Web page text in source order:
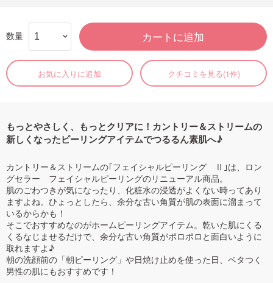
数量 カートに追加
お気に入りに追加 クチコミを見る(1件)
もっとやさしく、もっとクリアに！カントリー＆ストリームの
新しくなったピーリングアイテムでつるるん素肌へ♪
カントリー＆ストリームの｢フェイシャルピーリング Ⅱ｣は、ロン
グセラー フェイシャルピーリングのリニューアル商品。
肌のごわつきが気になったり、化粧水の浸透がよくない時ってあり
ますよね。ひょっとしたら、余分な古い角質が肌の表面に溜まって
いるからかも！
そこでおすすめなのがホームピーリングアイテム。乾いた肌にくる
くるなじませるだけで、余分な古い角質がポロポロと面白いように
取れますよ♪
朝の洗顔前の「朝ピーリング」や日焼け止めを使った日、ベタつく
男性の肌にもおすすめです！